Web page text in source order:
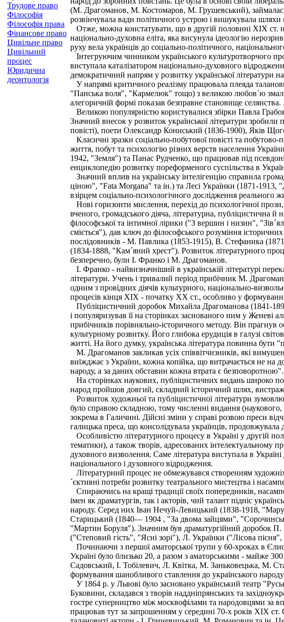
Трудове право
Філософія
Філософія права
Фінансове право
Цивільне право
Цивільний
процес
Юридична
деонтологія
(М. Драгоманов, М. Костомаров, М. Грушевський),
розвінчувала вади політичного устрою і вишукувала шляхи
Отже, можна констатувати, що в другій половині XIX ст.
національно-духовна еліта, яка висунула ідеологію
руху вела українців до соціально-політичного,
Інтегруючим чинником українського культуротворчого
виступала каталізатором національно-духовного
демократичний напрям у розвитку української літератури
У напрямі критичного реалізму працювала плеяда
"Панська воля", "Кармелюк" тощо) з великою любов´ю
алегоричній формі показав безправне становище
Великою популярністю користувалися збірки Павла
Значний внесок у розвиток української літератури
повісті), поети Олександр Кониський (1836-1900), Яків
Класичні зразки соціально-побутової повісті та
життя, побут та психологію різних верств населення
1942, "Земля") та Панас Рудченко, що працював під
енциклопедію розвитку пореформеного суспільства в
Значний вплив на українську інтелігенцію справила
ціною", "Fata Morgana" та ін.) та Лесі Українки (1871-1913,
взірцем соціально-психологічного дослідження реального
Нові горизонти мислення, перехід до психологічної
вченого, громадського діяча, літературна, публіцистична
філософської та інтимної лірики ("З вершин і низин",
сміється"), дав ключ до філософського розуміння
послідовників - М. Павлика (1853-1915), В. Стефаника
(1834-1888, "Кам´яний хрест"). Розвиток літературного
безперечно, були І. Франко і М. Драгоманов.
І. Франко - найвизначніший в українській літературі
літератури. Учень і тривалий період прибічник М.
одним з провідних діячів культурного, національно-
процесів кінця XIX - початку XX ст., особливо у формуванні
Публіцистичний доробок Михайла Драгоманова (1841-
і популяризував її на сторінках заснованого ним у
прибічників порівняльно-історичного методу. Він прагнув
культурному розвитку. Його глибока ерудиція в галузі
житті. На його думку, українська література повинна бути
М. Драгоманов закликав усіх співвітчизників, які
виїжджає з України, кожна копійка, що витрачається не на
народу, а за даних обставин кожна втрата є безповоротною".
На сторінках наукових, публіцистичних видань широко
народ пройшов довгий, складний історичний шлях,
Розвиток художньої та публіцистичної літератури
було справою складною, тому численні видання
зокрема в Галичині. Дійсні зміни у справі розвою преси
галицька преса, що консолідувала українців, продовжувала
Особливістю літературного процесу в Україні у другій
тематики), а також творів, адресованих інтелектуальному
духовного визволення. Саме література виступала в Україні
національного і духовного відродження.
Літературний процес не обмежувався створенням
´єктивні потреби розвитку театрального мистецтва і
Спираючись на кращі традиції своїх попередників,
імен як драматургів, так і акторів, чий талант підніс
народу. Серед них Іван Нечуй-Левицький (1838-1918,
Старицький (1840— 1904 , "За двома зайцями",
"Мартин Боруля"). Значним був драматургійний доробок
("Степовий гість", "Ясні зорі"), Л. Українки ("Лісова
Починаючи з першої аматорської трупи у 60-хроках в
Україні було близько 20, а разом з аматорськими - майже
Садовський, І. Тобілевич, Л. Квітка, М. Заньковецька, М.
формування шанобливого ставлення до українського
У 1864 р. у Львові було засновано український театр
Буковини, складався з творів наддніпрянських та
гостре суперництво між москвофілами та народовцями за
працював тут за запрошенням у середині 70-х років XIX ст.